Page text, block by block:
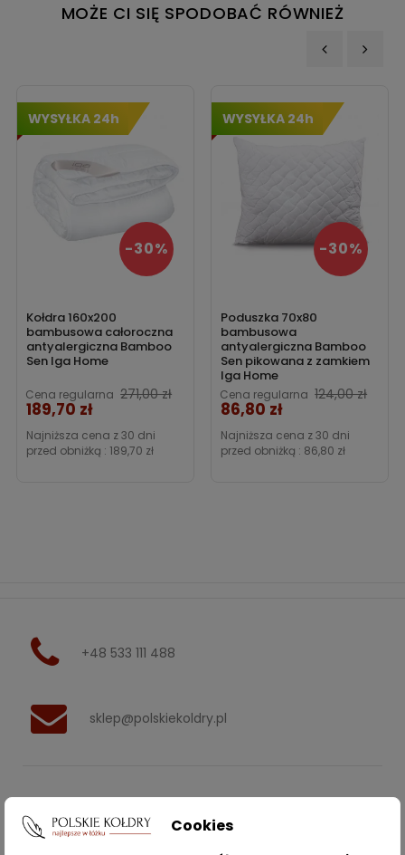
MOŻE CI SIĘ SPODOBAĆ RÓWNIEŻ
WYSYŁKA 24h
Kołdra 160x200
bambusowa całoroczna
antyalergiczna Bamboo
Sen Iga Home
Cena regularna 271,00 zł
-30%
Cena
189,70 zł
Najniższa cena z 30 dni
przed obniżką : 189,70 zł
WYSYŁKA 24h
Poduszka 70x80
bambusowa
antyalergiczna Bamboo
Sen pikowana z zamkiem
Iga Home
Cena regularna 124,00 zł
-30%
Cena
86,80 zł
Najniższa cena z 30 dni
przed obniżką : 86,80 zł
+48 533 111 488
sklep@polskiekoldry.pl
Cookies